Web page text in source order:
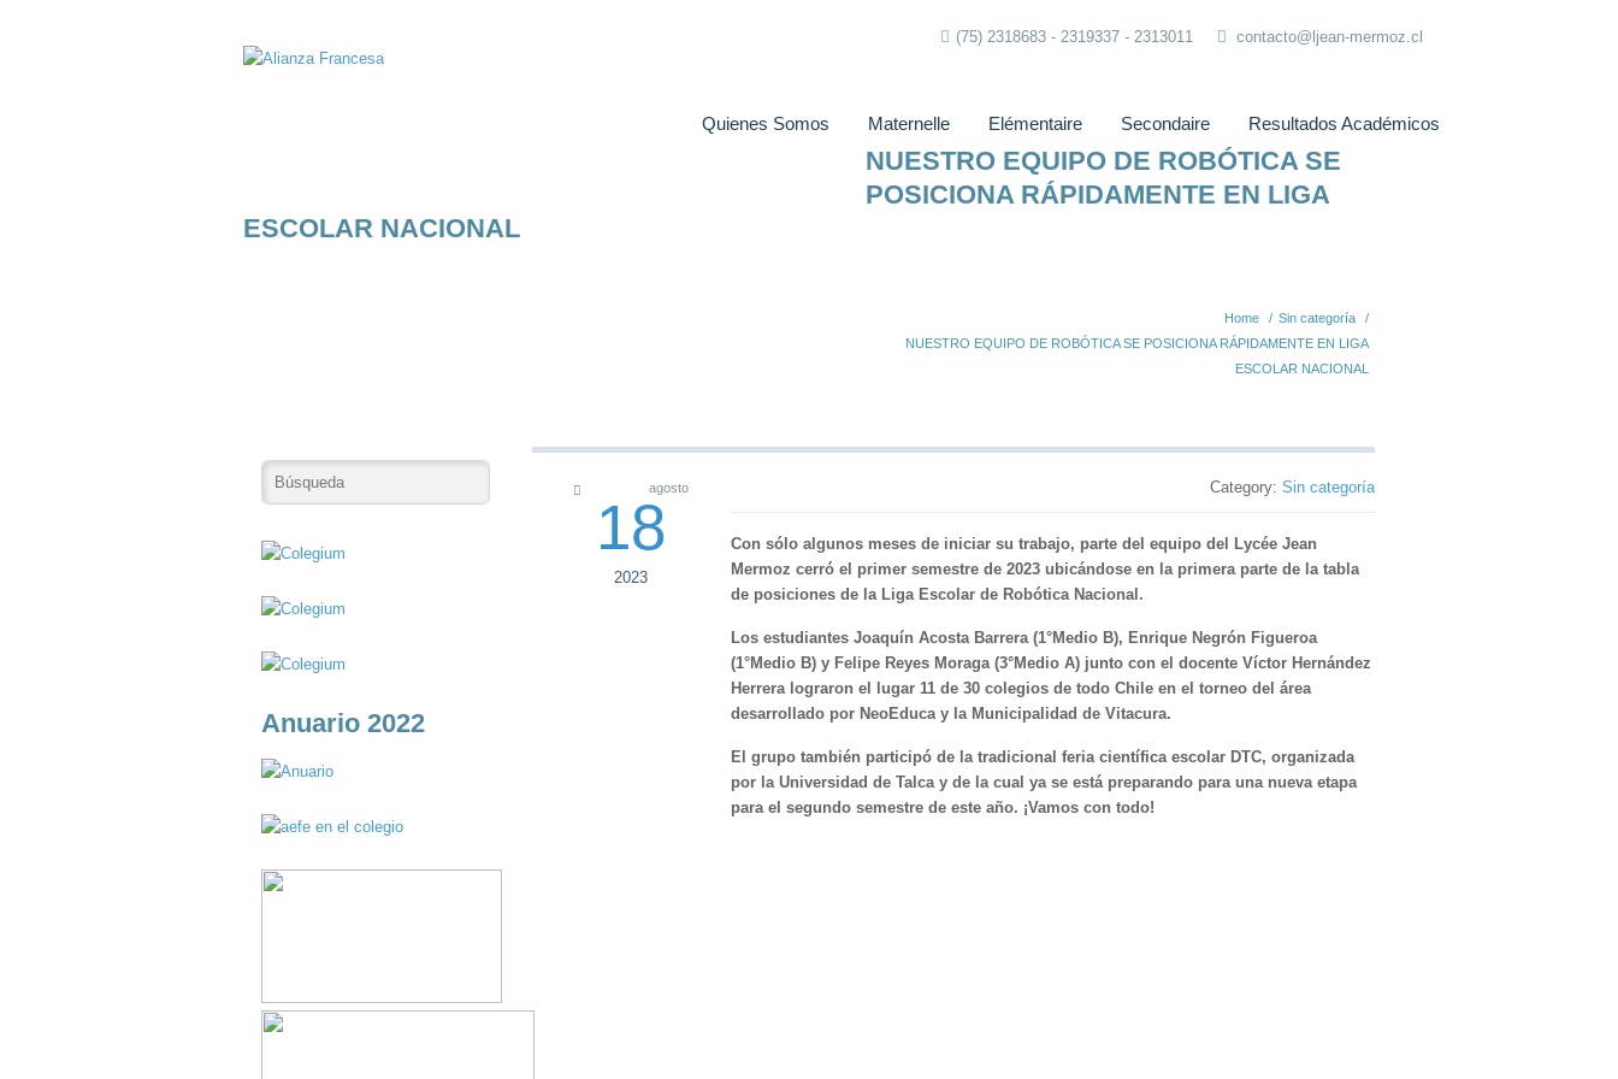
(75) 2318683 - 2319337 - 2313011 contacto@ljean-mermoz.cl
Quienes Somos Maternelle Elémentaire Secondaire Resultados Académicos
NUESTRO EQUIPO DE ROBÓTICA SE
POSICIONA RÁPIDAMENTE EN LIGA
ESCOLAR NACIONAL
Home / Sin categoría
/
NUESTRO EQUIPO DE ROBÓTICA SE POSICIONA RÁPIDAMENTE EN LIGA
ESCOLAR NACIONAL
18
agosto
2023
Category: Sin categoría
Con sólo algunos meses de iniciar su trabajo, parte del equipo del Lycée Jean
Mermoz cerró el primer semestre de 2023 ubicándose en la primera parte de la tabla
de posiciones de la Liga Escolar de Robótica Nacional.
Los estudiantes Joaquín Acosta Barrera (1°Medio B), Enrique Negrón Figueroa
(1°Medio B) y Felipe Reyes Moraga (3°Medio A) junto con el docente Víctor Hernández
Herrera lograron el lugar 11 de 30 colegios de todo Chile en el torneo del área
desarrollado por NeoEduca y la Municipalidad de Vitacura.
El grupo también participó de la tradicional feria científica escolar DTC, organizada
por la Universidad de Talca y de la cual ya se está preparando para una nueva etapa
para el segundo semestre de este año. ¡Vamos con todo!
Anuario 2022